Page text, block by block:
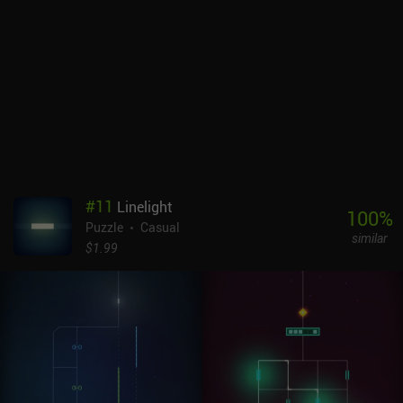
#11 Linelight
Puzzle
Casual
$1.99
100%
similar